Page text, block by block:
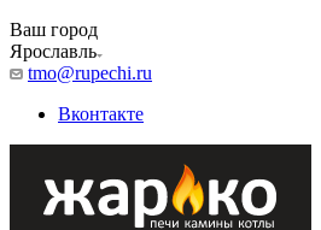
Ваш город
Ярославль
tmo@rupechi.ru
Вконтакте